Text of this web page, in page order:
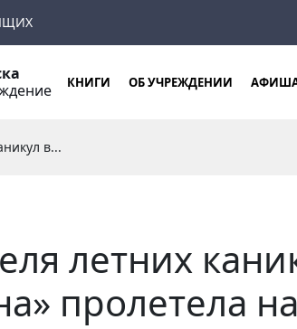
летних
пролетела
КНИГИ ОБ УЧРЕЖДЕНИИ
в...